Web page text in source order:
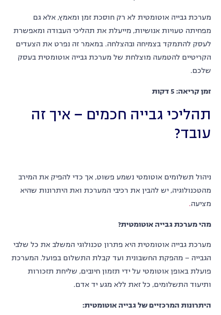
מערכת גבייה אוטומטית לא רק חוסכת זמן ומאמץ, אלא גם
מפחיתה טעויות אנושיות, מייעלת את תהליכי העבודה ומאפשרת
לעסק להתמקד בצמיחה ובהצלחה. במאמר זה נפרט את הצעדים
הקריטיים להטמעה מוצלחת של מערכת גבייה אוטומטית בעסק
שלכם.
זמן קריאה: 5 דקות
תהליכי גבייה חכמים – איך זה
עובד?
ניהול תשלומים אוטומטי נשמע פשוט, אך כדי להפיק את המירב
מהטכנולוגיה, יש להבין את רכיבי המערכת ואת היתרונות שהיא
מציעה.
מהי מערכת גבייה אוטומטית?
מערכת גבייה אוטומטית היא פתרון טכנולוגי המשלב את כל שלבי
הגבייה – מהפקת החשבונית ועד קבלת התשלום בפועל. המערכת
פועלת באופן אוטומטי על ידי תזמון חיובים, שליחת תזכורות
ותיעוד התשלומים, כל זאת ללא מגע יד אדם.
היתרונות המרכזיים של גבייה אוטומטית: